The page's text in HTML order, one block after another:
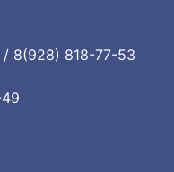
8(928) 818-77-53